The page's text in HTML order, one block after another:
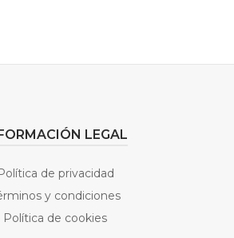
LEGAL
de privacidad
y condiciones
Política de cookies